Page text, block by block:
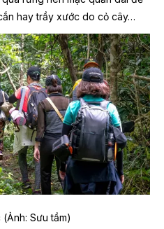
hay trầy xước do cỏ cây…
Sưu tầm)